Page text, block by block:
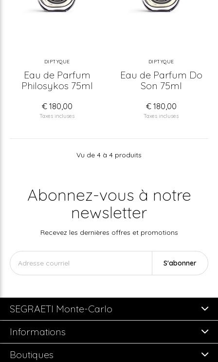
DIPTYQUE
Eau de Parfum
Philosykos 75ml
€ 180,00
Taxes incluses
DIPTYQUE
Eau de Parfum Do
Son 75ml
€ 180,00
Taxes incluses
Vu de 4 à 4 produits
Abonnez-vous à notre
newsletter
Recevez les dernières offres et promotions
S'abonner
SEGRAETI Monte-Carlo
Informations
Boutiques